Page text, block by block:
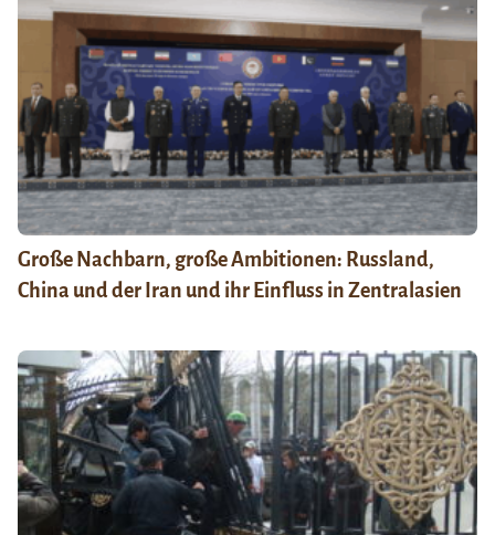
Große Nachbarn, große Ambitionen: Russland,
China und der Iran und ihr Einfluss in Zentralasien